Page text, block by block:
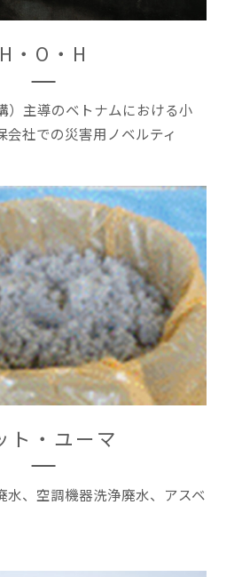
H・O・H
）主導のベトナムにおける小
会社での災害用ノベルティ
ト・ユーマ
水、空調機器洗浄廃水、アスベ